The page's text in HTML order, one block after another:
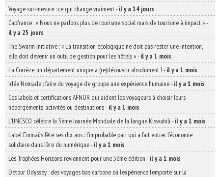
Voyage sur-mesure : ce qui change vraiment-il y a 14 jours
Capfrance : « Nous ne parlons plus de tourisme social mais de tourisme à impact »-
il y a 25 jours
The Swarm Initiative : « La transition écologique ne doit pas rester une intention,
elle doit devenir un outil de gestion pour les hôtels »-il y a 1 mois
La Corrèze, un département unique à (re)découvrir absolument ! -il y a 1 mois
Idée Nomade : faire du voyage de groupe une expérience humaine-il y a 1 mois
Ces labels et certifications AFNOR qui aident les voyageurs à choisir leurs
hébergements, activités ou destinations-il y a 1 mois
L’UNESCO célèbre la 5ème Journée Mondiale de la langue Kiswahili -il y a 1 mois
Label Emmaüs fête ses dix ans : l’improbable pari qui a fait entrer l’économie
solidaire dans l’ère du numérique-il y a 1 mois
Les Trophées Horizons reviennent pour une 5ème édition -il y a 1 mois
Detour Odyssey : des voyages bas carbone où l’expérience l’emporte sur la